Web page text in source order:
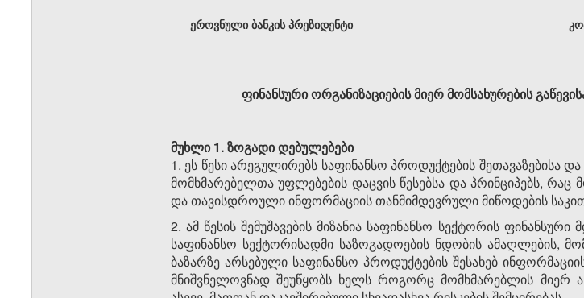
ეროვნული ბანკის პრეზიდენტი
ფინანსური ორგანიზაციების მიერ მომსახურების
მუხლი 1. ზოგადი დებულებები
1. ეს წესი არეგულირებს საფინანსო პროდუქტების შეთავაზებისა
მომხმარებელთა უფლებების დაცვის წესებსა და პრინციპებს, რაც
და თავისდროული ინფორმაციის თანმიმდევრული მიწოდების
2. ამ წესის შემუშავების მიზანია საფინანსო სექტორის
საფინანსო სექტორისადმი საზოგადოების ნდობის ამაღლების,
ბაზარზე არსებული საფინანსო პროდუქტების შესახებ
მნიშვნელოვნად შეუწყობს ხელს როგორც მომხმარებლის მიერ